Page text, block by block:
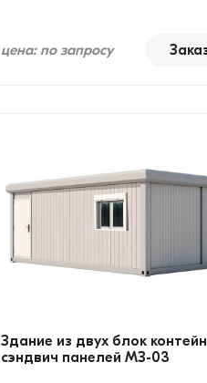
цена: по запросу
Здание из двух блок
сэндвич панелей МЗ-03